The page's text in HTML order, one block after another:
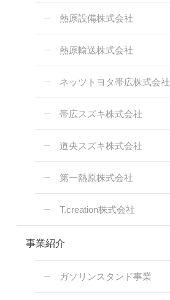
熱原設備株式会社
熱原輸送株式会社
ネッツトヨタ帯広株式会社
帯広スズキ株式会社
道央スズキ株式会社
第一熱原株式会社
T.creation株式会社
事業紹介
ガソリンスタンド事業